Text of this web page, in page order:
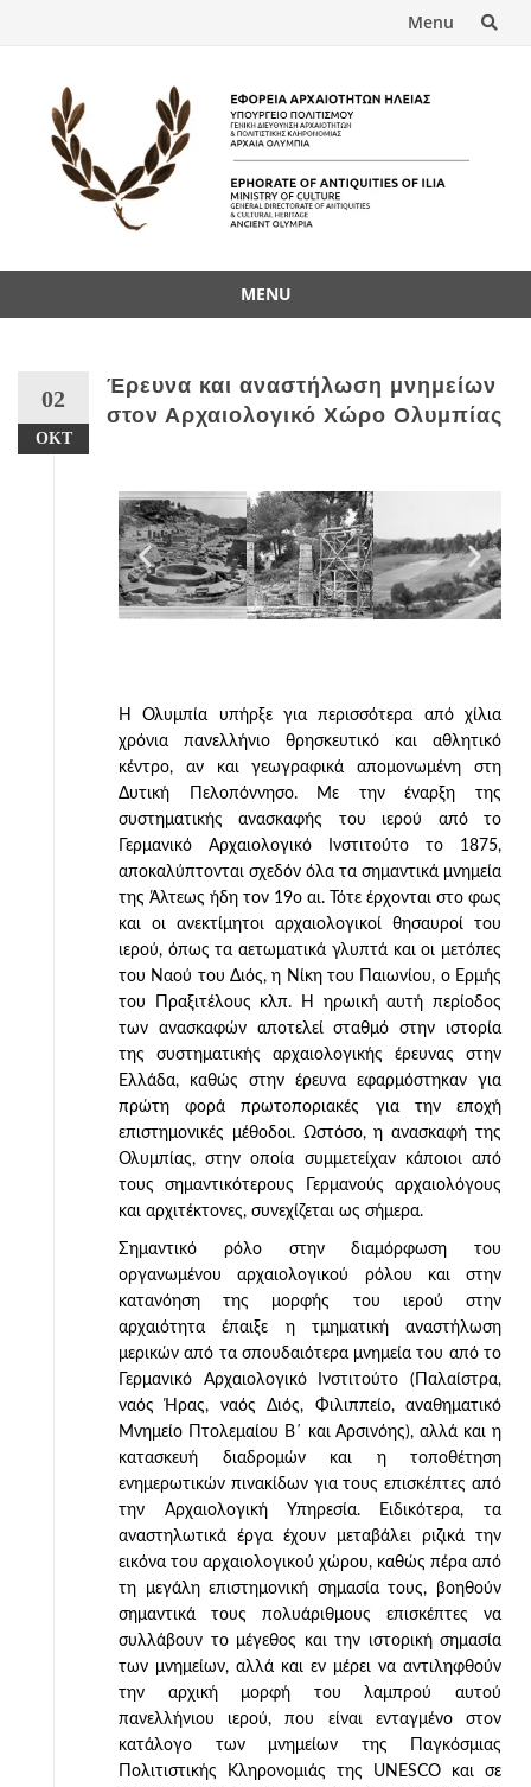
Menu
MENU
02
ΟΚΤ
Έρευνα και αναστήλωση μνημείων
στον Αρχαιολογικό Χώρο Ολυμπίας
Η Ολυμπία υπήρξε για περισσότερα από χίλια
χρόνια πανελλήνιο θρησκευτικό και αθλητικό
κέντρο, αν και γεωγραφικά απομονωμένη στη
Δυτική Πελοπόννησο. Με την έναρξη της
συστηματικής ανασκαφής του ιερού από το
Γερμανικό Αρχαιολογικό Ινστιτούτο το 1875,
αποκαλύπτονται σχεδόν όλα τα σημαντικά μνημεία
της Άλτεως ήδη τον 19ο αι. Τότε έρχονται στο φως
και οι ανεκτίμητοι αρχαιολογικοί θησαυροί του
ιερού, όπως τα αετωματικά γλυπτά και οι μετόπες
του Ναού του Διός, η Νίκη του Παιωνίου, ο Ερμής
του Πραξιτέλους κλπ. Η ηρωική αυτή περίοδος
των ανασκαφών αποτελεί σταθμό στην ιστορία
της συστηματικής αρχαιολογικής έρευνας στην
Ελλάδα, καθώς στην έρευνα εφαρμόστηκαν για
πρώτη φορά πρωτοποριακές για την εποχή
επιστημονικές μέθοδοι. Ωστόσο, η ανασκαφή της
Ολυμπίας, στην οποία συμμετείχαν κάποιοι από
τους σημαντικότερους Γερμανούς αρχαιολόγους
και αρχιτέκτονες, συνεχίζεται ως σήμερα.
Σημαντικό ρόλο στην διαμόρφωση του
οργανωμένου αρχαιολογικού ρόλου και στην
κατανόηση της μορφής του ιερού στην
αρχαιότητα έπαιξε η τμηματική αναστήλωση
μερικών από τα σπουδαιότερα μνημεία του από το
Γερμανικό Αρχαιολογικό Ινστιτούτο (Παλαίστρα,
ναός Ήρας, ναός Διός, Φιλιππείο, αναθηματικό
Μνημείο Πτολεμαίου Β΄ και Αρσινόης), αλλά και η
κατασκευή διαδρομών και η τοποθέτηση
ενημερωτικών πινακίδων για τους επισκέπτες από
την Αρχαιολογική Υπηρεσία. Ειδικότερα, τα
αναστηλωτικά έργα έχουν μεταβάλει ριζικά την
εικόνα του αρχαιολογικού χώρου, καθώς πέρα από
τη μεγάλη επιστημονική σημασία τους, βοηθούν
σημαντικά τους πολυάριθμους επισκέπτες να
συλλάβουν το μέγεθος και την ιστορική σημασία
των μνημείων, αλλά και εν μέρει να αντιληφθούν
την αρχική μορφή του λαμπρού αυτού
πανελλήνιου ιερού, που είναι ενταγμένο στον
κατάλογο των μνημείων της Παγκόσμιας
Πολιτιστικής Κληρονομιάς της UNESCO και σε